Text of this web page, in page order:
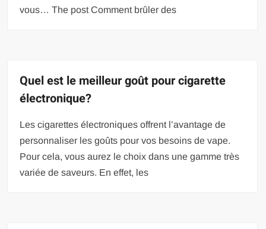
vous… The post Comment brûler des
Quel est le meilleur goût pour cigarette
électronique?
Les cigarettes électroniques offrent l’avantage de
personnaliser les goûts pour vos besoins de vape.
Pour cela, vous aurez le choix dans une gamme très
variée de saveurs. En effet, les